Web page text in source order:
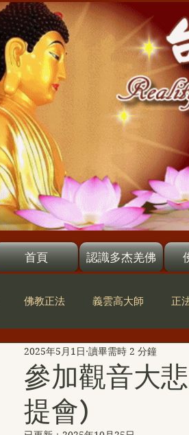
首頁 認識多杰羌佛
佛教正法 義雲高大師 正
世多杰羌佛辦公室公告 世界佛教總
YouTube
參加觀音大
提會)
2025年5月1日 讀畢需時 2 分鐘